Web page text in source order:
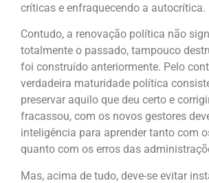
críticas e enfraquecendo a autocrítica.
Contudo, a renovação política não
totalmente o passado, tampouco
foi construído anteriormente. Pelo
verdadeira maturidade política
preservar aquilo que deu certo e
fracassou, com os novos gestores
inteligência para aprender tanto com
quanto com os erros das
Mas, acima de tudo, deve-se evitar